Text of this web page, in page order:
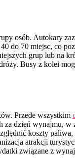
osób. Autokary
do 70 miejsc, co
grup lub na
Busy z kolei
Przede wszystkim
dzień wynajmu,
koszty
atrakcji
związane z